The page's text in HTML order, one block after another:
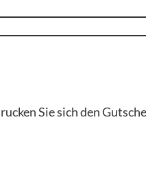
Sie sich den